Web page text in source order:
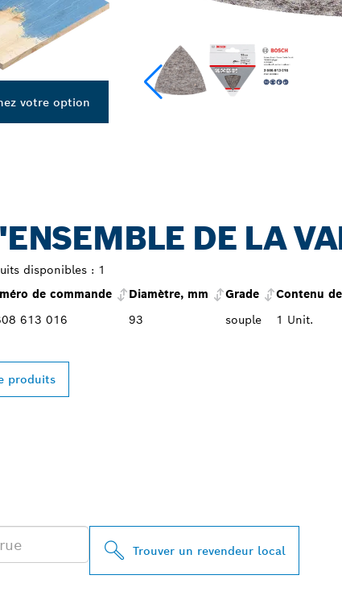
votre option
DE LA
disponibles : 1
de commande Diamètre, mm Grade Contenu
613 016
93 souple 1 Unit.
produits
Trouver un revendeur local